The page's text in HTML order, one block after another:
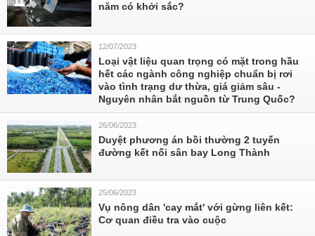
năm có khởi sắc?
12/07/2023
Loại vật liệu quan trọng có mặt trong hầu
hết các ngành công nghiệp chuẩn bị rơi
vào tình trạng dư thừa, giá giảm sâu -
Nguyên nhân bắt nguồn từ Trung Quốc?
26/06/2023
Duyệt phương án bồi thường 2 tuyến
đường kết nối sân bay Long Thành
25/06/2023
Vụ nông dân 'cay mắt' với gừng liên kết:
Cơ quan điều tra vào cuộc